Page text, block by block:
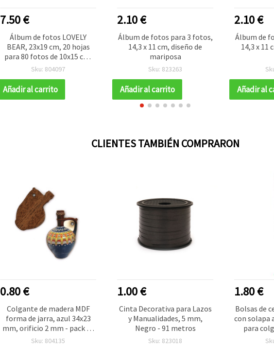
7.50 €
Álbum de fotos LOVELY
BEAR, 23x19 cm, 20 hojas
para 80 fotos de 10x15 cm,
diseños mixtos
Sku: 804097
Añadir al carrito
2.10 €
Álbum de fotos para 3 fotos,
14,3 x 11 cm, diseño de
mariposa
Sku: 823263
Añadir al carrito
2.10 €
Álbum de
14,3 x 11
Añadir al
CLIENTES TAMBIÉN COMPRARON
0.80 €
Colgante de madera MDF
forma de jarra, azul 34x23
mm, orificio 2 mm - pack de
5 uds
Sku: 804135
1.00 €
Cinta Decorativa para Lazos
y Manualidades, 5 mm,
Negro - 91 metros
Sku: 823018
1.80 €
Bolsas de
con solapa
para
Paquete